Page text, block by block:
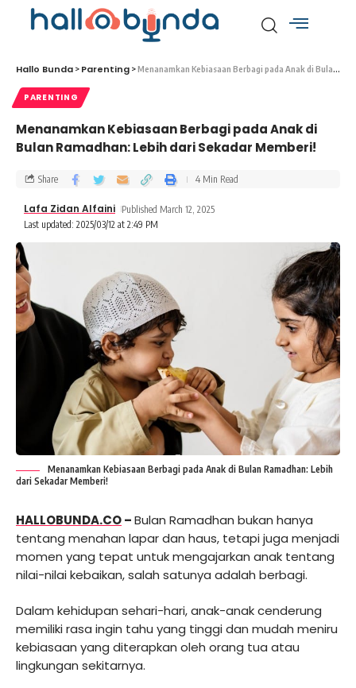
Hallo Bunda > Parenting >Menanamkan Kebiasaan Berbagi pada Anak di Bulan Ramadhan: Lebih dari Sekadar Memberi!
PARENTING
Menanamkan Kebiasaan Berbagi pada Anak di
Bulan Ramadhan: Lebih dari Sekadar Memberi!
Last updated: 2025/03/12 at 2:49 PM
Lafa Zidan Alfaini Published March 12, 2025
Share 4 Min Read
Menanamkan Kebiasaan Berbagi pada Anak di Bulan Ramadhan: Lebih
dari Sekadar Memberi!
HALLOBUNDA.CO–Bulan Ramadhan bukan hanya
tentang menahan lapar dan haus, tetapi juga menjadi
momen yang tepat untuk mengajarkan anak tentang
nilai-nilai kebaikan, salah satunya adalah berbagi.
Dalam kehidupan sehari-hari, anak-anak cenderung
memiliki rasa ingin tahu yang tinggi dan mudah meniru
kebiasaan yang diterapkan oleh orang tua atau
lingkungan sekitarnya.